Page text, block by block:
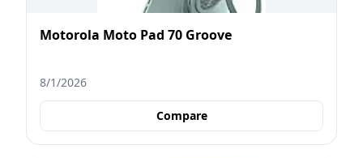
Motorola Moto Pad 70 Groove
8/1/2026
Compare